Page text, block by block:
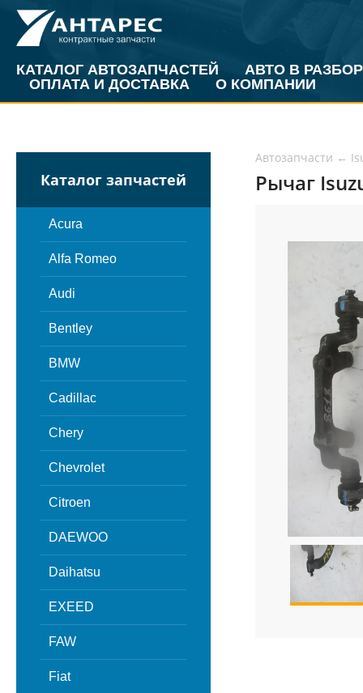
КАТАЛОГ АВТОЗАПЧАСТЕЙ
АВТО В РАЗБОР
ОПЛАТА И ДОСТАВКА
О КОМПАНИИ
Каталог запчастей
Acura
Alfa Romeo
Audi
Bentley
BMW
Cadillac
Chery
Chevrolet
Citroen
DAEWOO
Daihatsu
EXEED
FAW
Fiat
Автозапчасти ←
Рычаг